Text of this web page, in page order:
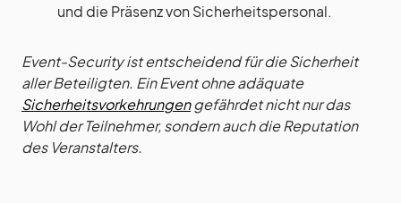
und die Präsenz von Sicherheitspersonal.
Event-Security ist entscheidend für die Sicherheit
aller Beteiligten. Ein Event ohne adäquate
Sicherheitsvorkehrungengefährdet nicht nur das
Wohl der Teilnehmer, sondern auch die Reputation
des Veranstalters.